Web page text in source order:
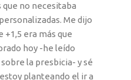
que no necesitaba
Me dijo
+1,5 era más que
hoy -he leído
la presbicia- y sé
planteando el ir a